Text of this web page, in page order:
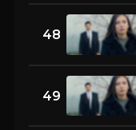
48
49